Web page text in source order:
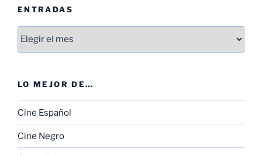
ENTRADAS
Entradas
LO MEJOR DE…
Cine Español
Cine Negro